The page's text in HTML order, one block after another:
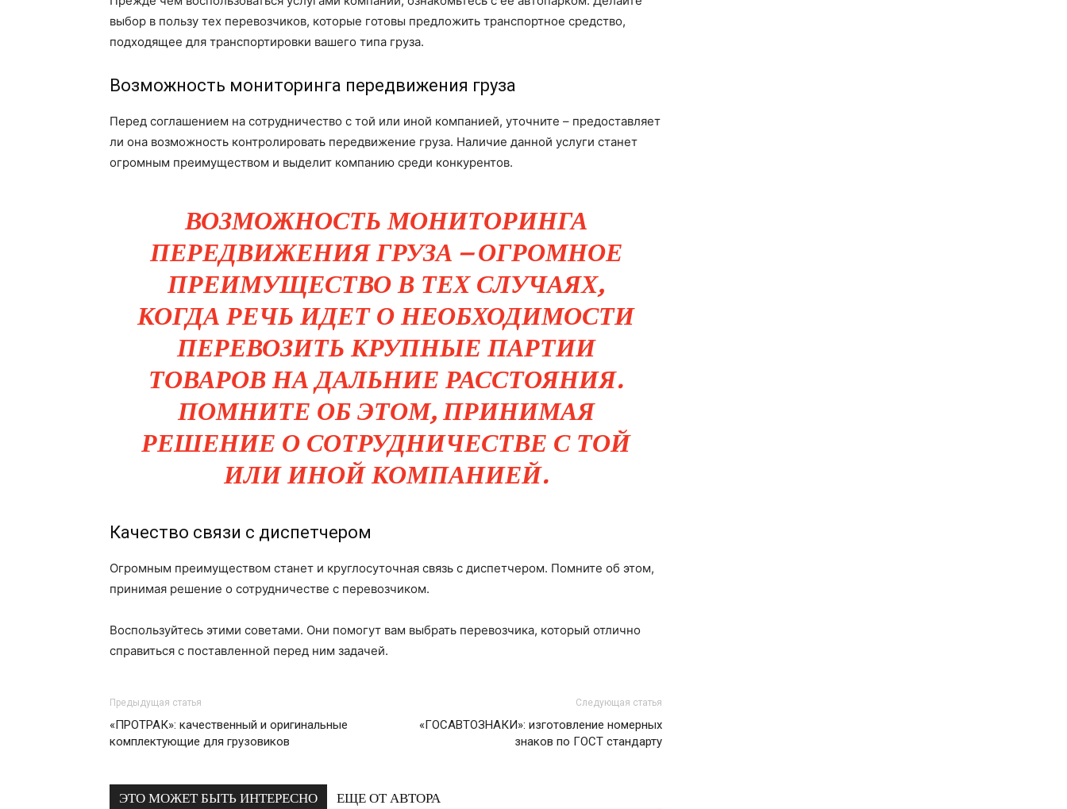
выбор в пользу тех перевозчиков, которые готовы предложить транспортное средство,
подходящее для транспортировки вашего типа груза.
Возможность мониторинга передвижения груза
Перед соглашением на сотрудничество с той или иной компанией, уточните – предоставляет
ли она возможность контролировать передвижение груза. Наличие данной услуги станет
огромным преимуществом и выделит компанию среди конкурентов.
ВОЗМОЖНОСТЬ МОНИТОРИНГА
ПЕРЕДВИЖЕНИЯ ГРУЗА – ОГРОМНОЕ
ПРЕИМУЩЕСТВО В ТЕХ СЛУЧАЯХ,
КОГДА РЕЧЬ ИДЕТ О НЕОБХОДИМОСТИ
ПЕРЕВОЗИТЬ КРУПНЫЕ ПАРТИИ
ТОВАРОВ НА ДАЛЬНИЕ РАССТОЯНИЯ.
ПОМНИТЕ ОБ ЭТОМ, ПРИНИМАЯ
РЕШЕНИЕ О СОТРУДНИЧЕСТВЕ С ТОЙ
ИЛИ ИНОЙ КОМПАНИЕЙ.
Качество связи с диспетчером
Огромным преимуществом станет и круглосуточная связь с диспетчером. Помните об этом,
принимая решение о сотрудничестве с перевозчиком.
Воспользуйтесь этими советами. Они помогут вам выбрать перевозчика, который отлично
справиться с поставленной перед ним задачей.
Предыдущая статья
«ПРОТРАК»: качественный и оригинальные
комплектующие для грузовиков
Следующая статья
«ГОСАВТОЗНАКИ»: изготовление номерных
знаков по ГОСТ стандарту
ЭТО МОЖЕТ БЫТЬ ИНТЕРЕСНО ЕЩЕ ОТ АВТОРА